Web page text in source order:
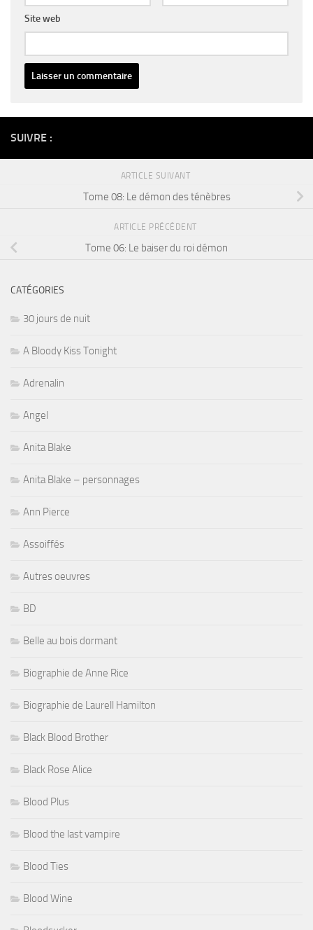
Site web
SUIVRE :
ARTICLE SUIVANT
Tome 08: Le démon des ténèbres
ARTICLE PRÉCÉDENT
Tome 06: Le baiser du roi démon
CATÉGORIES
30 jours de nuit
A Bloody Kiss Tonight
Adrenalin
Angel
Anita Blake
Anita Blake – personnages
Ann Pierce
Assoiffés
Autres oeuvres
BD
Belle au bois dormant
Biographie de Anne Rice
Biographie de Laurell Hamilton
Black Blood Brother
Black Rose Alice
Blood Plus
Blood the last vampire
Blood Ties
Blood Wine